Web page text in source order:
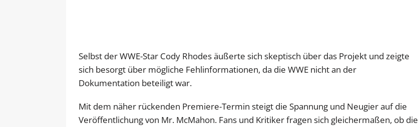
Selbst der WWE-Star Cody Rhodes äußerte sich skeptisch über das Projekt und zeigte
sich besorgt über mögliche Fehlinformationen, da die WWE nicht an der
Dokumentation beteiligt war.
Mit dem näher rückenden Premiere-Termin steigt die Spannung und Neugier auf die
Veröffentlichung von Mr. McMahon. Fans und Kritiker fragen sich gleichermaßen, ob die